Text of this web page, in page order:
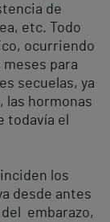
de
etc. Todo
ocurriendo
meses para
secuelas, ya
las hormonas
todavía el
los
desde antes
embarazo,